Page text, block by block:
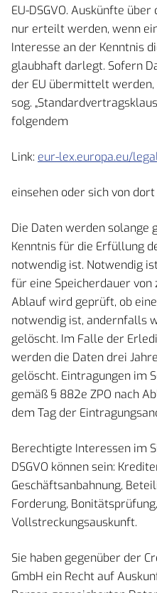
EU-DSGVO. Auskünfte
nur erteilt werden, wenn
Interesse an der Kenntnis
glaubhaft darlegt. Sofern
der EU übermittelt
sog.
folgendem
Link: eur-lex.europa.eu/
einsehen oder sich von
Die Daten werden solange
Kenntnis für die Erfüllung
notwendig ist. Notwendig
für eine Speicherdauer von
Ablauf wird geprüft, ob
notwendig ist, andernfalls
gelöscht. Im Falle der
werden die Daten drei
gelöscht. Eintragungen im
gemäß § 882e ZPO nach
dem Tag der
Berechtigte Interessen im
DSGVO können sein:
Geschäftsanbahnung,
Forderung,
Vollstreckungsauskunft.
Sie haben gegenüber der
GmbH ein Recht auf